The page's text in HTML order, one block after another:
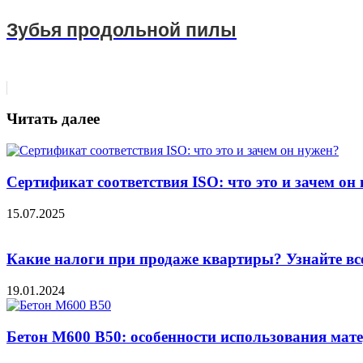
Зубья продольной пилы
Читать далее
Сертификат соответствия ISO: что это и зачем он
15.07.2025
Какие налоги при продаже квартиры? Узнайте
19.01.2024
Бетон М600 В50: особенности использования